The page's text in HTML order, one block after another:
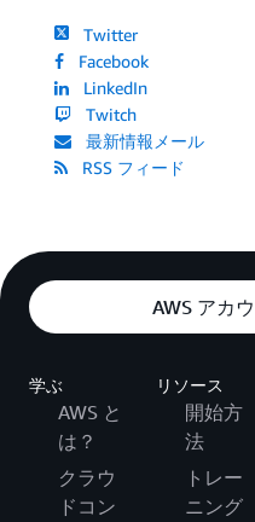
Twitter
Facebook
LinkedIn
Twitch
最新情報メール
RSS フィード
AWS アカ
学ぶ
AWS と
は？
クラウ
ドコン
リソース
開始方
法
トレー
ニング